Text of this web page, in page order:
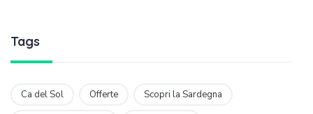
Tags
Ca del Sol Offerte Scopri la Sardegna